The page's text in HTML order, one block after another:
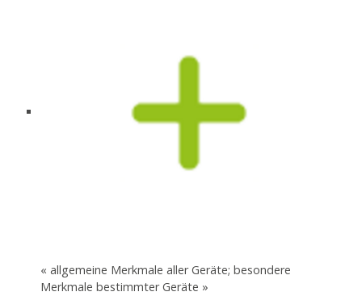
« allgemeine Merkmale aller Geräte; besondere
Merkmale bestimmter Geräte »